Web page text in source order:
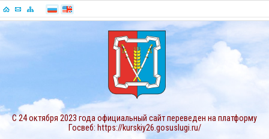
С 24 октября 2023 года официальный сайт переведен на платформу
Госвеб: https://kurskiy26.gosuslugi.ru/